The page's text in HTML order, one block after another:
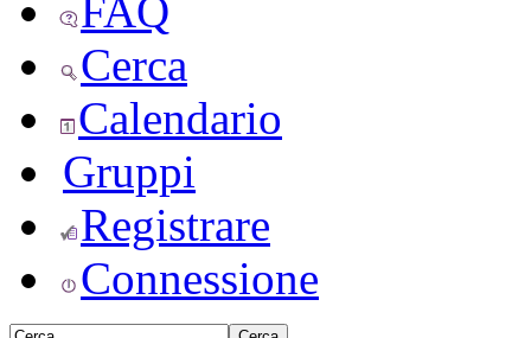
FAQ
Cerca
Calendario
Gruppi
Registrare
Connessione